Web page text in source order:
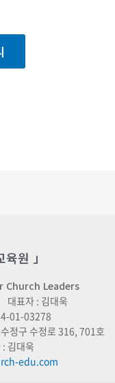
원 」
Leaders
대표자 : 김대욱
01-03278
정구 수정로 316, 701호
김대욱
edu.com